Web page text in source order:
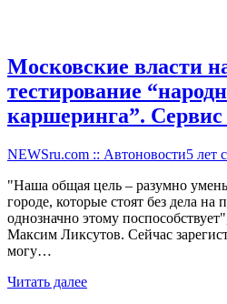
Московские власти
тестирование
каршеринга”. Сервис
NEWSru.com :: Автоновости5 лет
"Наша общая цель – разумно
городе, которые стоят без дела
однозначно этому
Максим Ликсутов. Сейчас
могу…
Читать далее